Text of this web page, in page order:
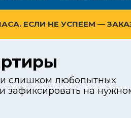
ЕСЛИ НЕ УСПЕЕМ —
и слишком любопытных
зафиксировать на